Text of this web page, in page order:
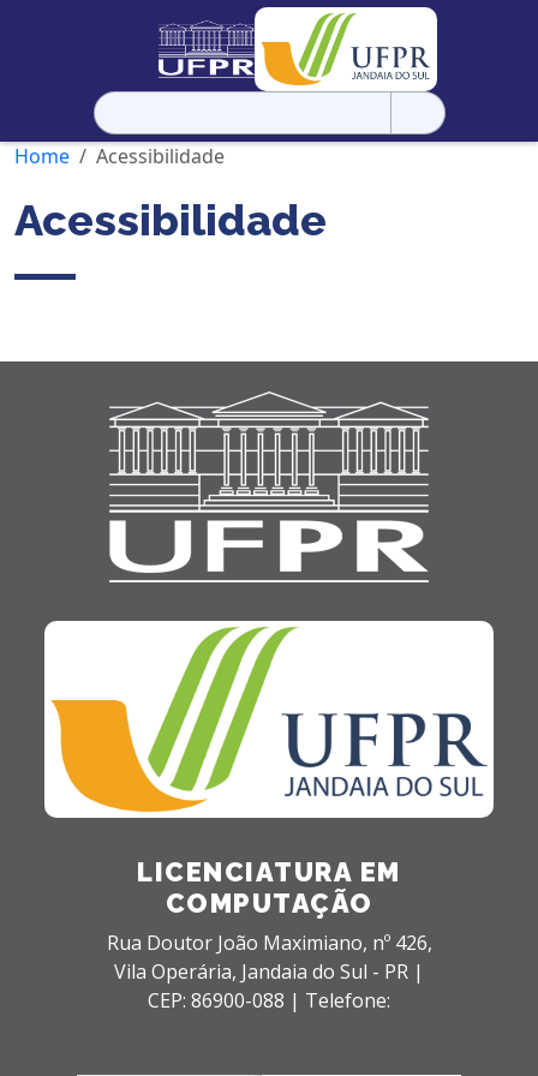
Pesquisar
por:
Home
Acessibilidade
Acessibilidade
LICENCIATURA EM
COMPUTAÇÃO
Rua Doutor João Maximiano, nº 426,
Vila Operária, Jandaia do Sul - PR |
CEP: 86900-088 | Telefone: